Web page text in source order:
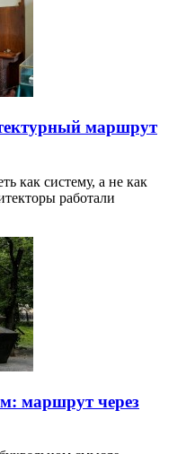
маршрут
как систему, а не как
работали
маршрут через